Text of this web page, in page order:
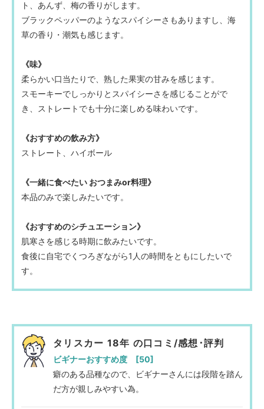
ト、あんず、梅の香りがします。
ブラックペッパーのようなスパイシーさもありますし、海
草の香り・潮気も感じます。
《味》
柔らかい口当たりで、熟した果実の甘みを感じます。
スモーキーでしっかりとスパイシーさを感じることがで
き、ストレートでも十分に楽しめる味わいです。
《おすすめの飲み方》
ストレート、ハイボール
《一緒に食べたい おつまみor料理》
本品のみで楽しみたいです。
《おすすめのシチュエーション》
肌寒さを感じる時期に飲みたいです。
食後に自宅でくつろぎながら1人の時間をともにしたいで
す。
タリスカー 18年 の口コミ/感想･評判
ビギナーおすすめ度 [50]
癖のある品種なので、ビギナーさんには段階を踏ん
だ方が親しみやすい為。